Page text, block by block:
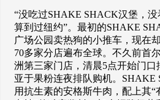
“没吃过SHAKE SHACK汉堡，
算到过纽约”。最初的SHAKE
广场公园卖热狗的小推车，现在
70多家分店遍布全球。不久前首
洲第三家门店，清晨5点开始门
亚于果粉连夜排队购机。SHAKE
用抗生素的安格斯牛肉，配上其